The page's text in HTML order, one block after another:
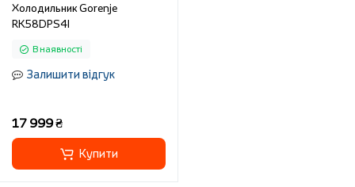
Холодильник Gorenje
RK58DPS4I
В наявності
Залишити відгук
17 999 ₴
Купити